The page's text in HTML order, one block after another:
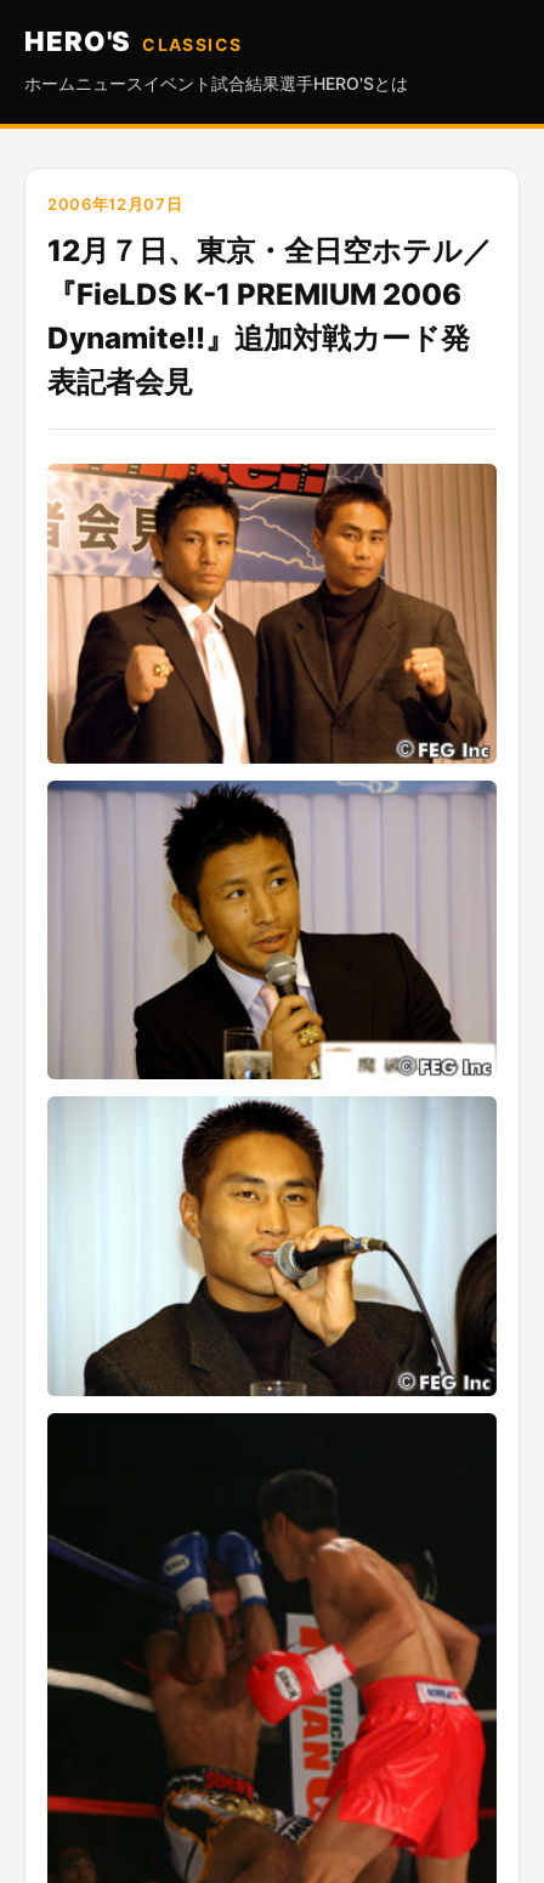
HERO'S
CLASSICS
ホーム ニュースイベント試合結果選手HERO'Sとは
2006年12月07日
12月７日、東京・全日空ホテル／
『FieLDS K-1 PREMIUM 2006
Dynamite!!』追加対戦カード発
表記者会見